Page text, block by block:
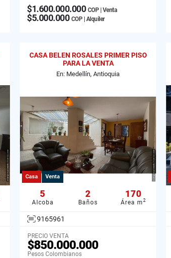
$1.600.000.000 COP | Venta
$5.000.000 COP | Alquiler
CASA BELEN ROSALES PRIMER PISO
PARA LA VENTA
En: Medellín, Antioquia
Casa Venta
5
Alcoba
2
Baños
170
Área m 2
9165961
PRECIO VENTA
$850.000.000
Pesos Colombianos